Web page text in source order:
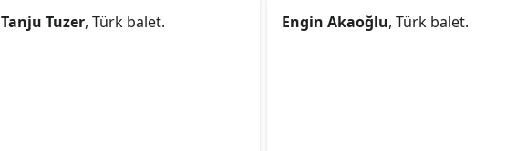
diye de anılır.
Tanju Tuzer, Türk balet. Engin Akaoğlu, Türk balet.